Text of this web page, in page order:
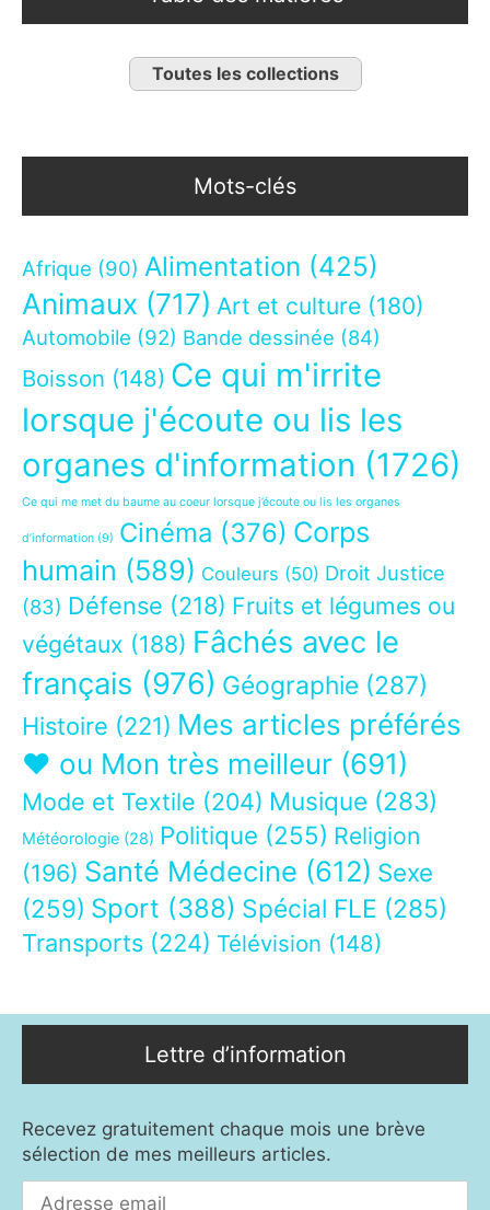
Toutes les collections
Mots-clés
Afrique (90) Alimentation (425)
Animaux (717) Art et culture (180)
Automobile (92) Bande dessinée (84)
Boisson (148) Ce qui m'irrite
lorsque j'écoute ou lis les
organes d'information (1726)
Ce qui me met du baume au coeur lorsque j’écoute ou lis les organes
d’information (9) Cinéma (376) Corps
humain (589) Couleurs (50) Droit Justice
(83) Défense (218) Fruits et légumes ou
végétaux (188) Fâchés avec le
français (976) Géographie (287)
Histoire (221) Mes articles préférés
❤ ou Mon très meilleur (691)
Mode et Textile (204) Musique (283)
Météorologie (28) Politique (255) Religion
(196) Santé Médecine (612) Sexe
(259) Sport (388) Spécial FLE (285)
Transports (224) Télévision (148)
Lettre d’information
Recevez gratuitement chaque mois une brève
sélection de mes meilleurs articles.